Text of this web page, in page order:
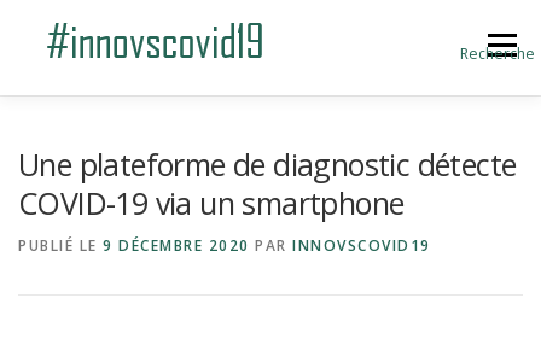
Recherche
Menu
Une plateforme de diagnostic détecte
COVID-19 via un smartphone
PUBLIÉ LE 9 DÉCEMBRE 2020 PAR INNOVSCOVID19